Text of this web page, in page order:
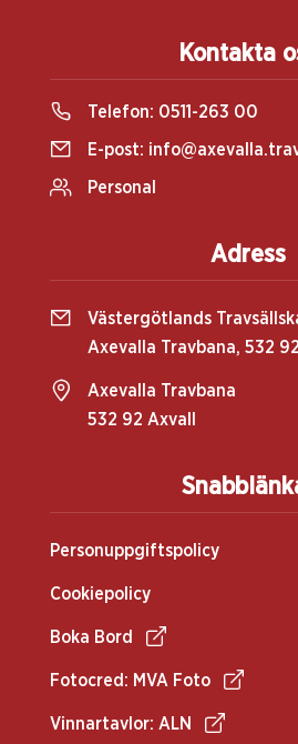
Personuppgiftspolicy
Cookiepolicy
Boka Bord
Fotocred: MVA Foto
Vinnartavlor: ALN
Kontakta
Telefon: 0511-263 00
E-post:
Personal
Adress
Västergötlands
Axevalla Travbana, 532 92
Axevalla Travbana
532 92 Axvall